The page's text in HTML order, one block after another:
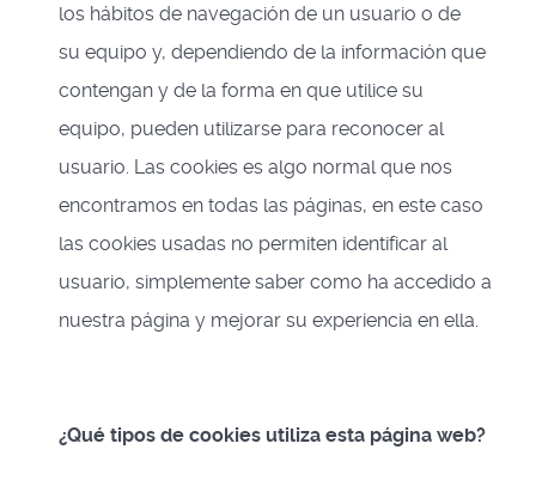
los hábitos de navegación de un usuario o de
su equipo y, dependiendo de la información que
contengan y de la forma en que utilice su
equipo, pueden utilizarse para reconocer al
usuario. Las cookies es algo normal que nos
encontramos en todas las páginas, en este caso
las cookies usadas no permiten identificar al
usuario, simplemente saber como ha accedido a
nuestra página y mejorar su experiencia en ella.
¿Qué tipos de cookies utiliza esta página web?